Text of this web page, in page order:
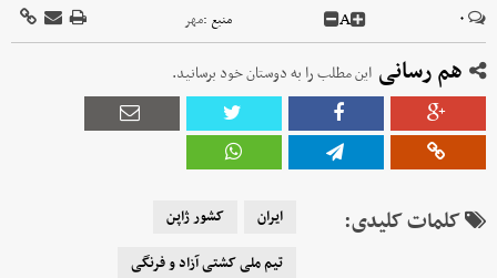
۰ A منبع :مهر
هم رسانی این مطلب را به دوستان خود برسانید.
کلمات کلیدی: ایران
کشور ژاپن
تیم ملی کشتی آزاد و فرنگی